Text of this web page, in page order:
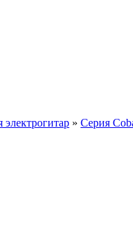
» Серия